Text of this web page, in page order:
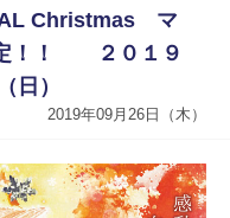
Christmas マ
定！！ ２０１９
（日）
2019年09月26日（木）